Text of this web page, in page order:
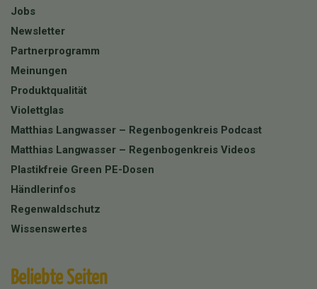
Jobs
Newsletter
Partnerprogramm
Meinungen
Produktqualität
Violettglas
Matthias Langwasser – Regenbogenkreis Podcast
Matthias Langwasser – Regenbogenkreis Videos
Plastikfreie Green PE-Dosen
Händlerinfos
Regenwaldschutz
Wissenswertes
Beliebte Seiten